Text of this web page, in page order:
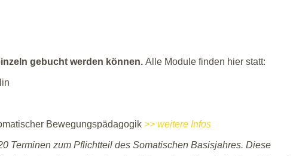
gebucht werden können. Alle Module finden hier statt:
Bewegungspädagogik >> weitere Infos
Terminen zum Pflichtteil des Somatischen Basisjahres. Diese